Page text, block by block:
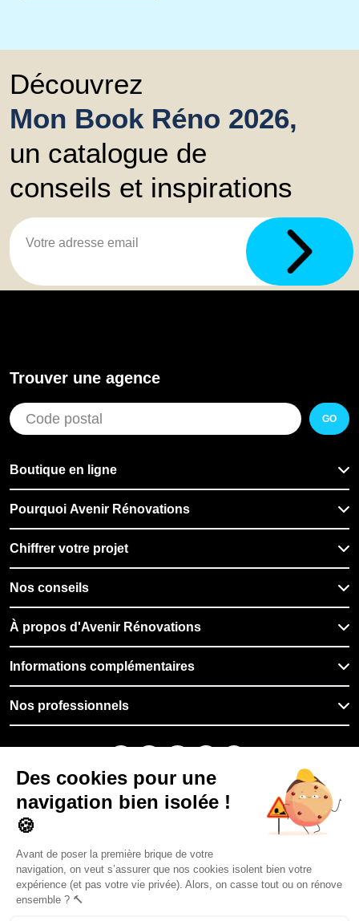
Découvrez
Mon Book Réno 2026,
un catalogue de
conseils et inspirations
Trouver une agence
GO
Boutique en ligne
Pourquoi Avenir Rénovations
Chiffrer votre projet
Nos conseils
À propos d'Avenir Rénovations
Informations complémentaires
Nos professionnels